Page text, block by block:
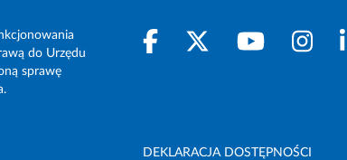
do Urzędu
sprawę
DEKLARACJA DOSTĘPNOŚCI